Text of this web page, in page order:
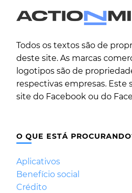
Todos os textos são de
deste site. As marcas
logotipos são de
respectivas empresas. Este
site do Facebook ou do
O QUE ESTÁ
Aplicativos
Benefício social
Crédito